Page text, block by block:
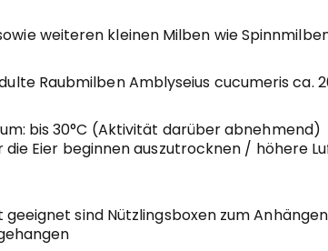
weiteren kleinen Milben wie
Raubmilben Amblyseius cucumeris ca.
bis 30°C (Aktivität darüber abnehmend)
die Eier beginnen auszutrocknen / höhere
sind Nützlingsboxen zum